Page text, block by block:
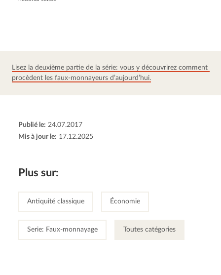
Lisez la deuxième partie de la série: vous y découvrirez comment
procèdent les faux-monnayeurs d’aujourd’hui.
Publié le: 24.07.2017
Mis à jour le: 17.12.2025
Plus sur:
Antiquité classique Économie
Serie: Faux-monnayage Toutes catégories